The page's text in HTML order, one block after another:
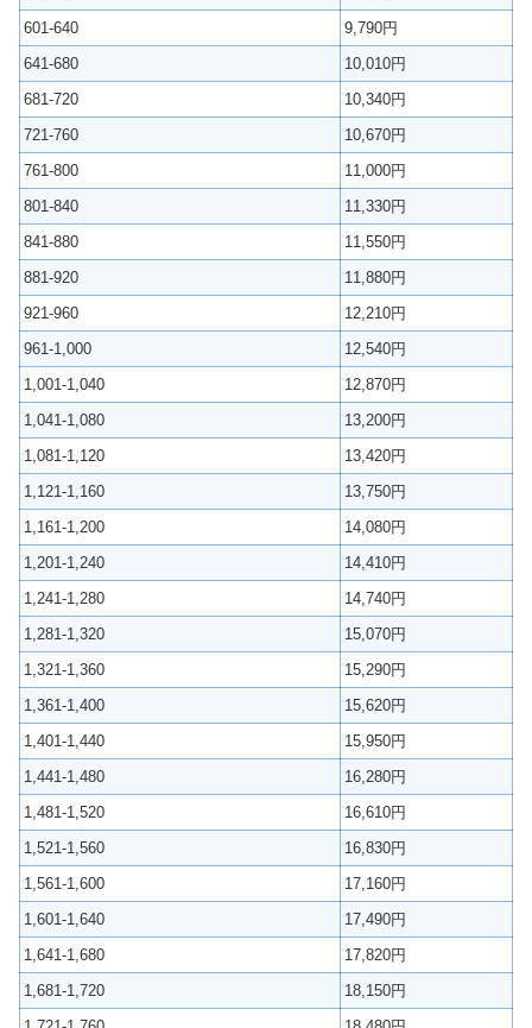
601-640
9,790円
641-680
10,010円
681-720
10,340円
721-760
10,670円
761-800
11,000円
801-840
11,330円
841-880
11,550円
881-920
11,880円
921-960
12,210円
961-1,000
12,540円
1,001-1,040
12,870円
1,041-1,080
13,200円
1,081-1,120
13,420円
1,121-1,160
13,750円
1,161-1,200
14,080円
1,201-1,240
14,410円
1,241-1,280
14,740円
1,281-1,320
15,070円
1,321-1,360
15,290円
1,361-1,400
15,620円
1,401-1,440
15,950円
1,441-1,480
16,280円
1,481-1,520
16,610円
1,521-1,560
16,830円
1,561-1,600
17,160円
1,601-1,640
17,490円
1,641-1,680
17,820円
1,681-1,720
18,150円